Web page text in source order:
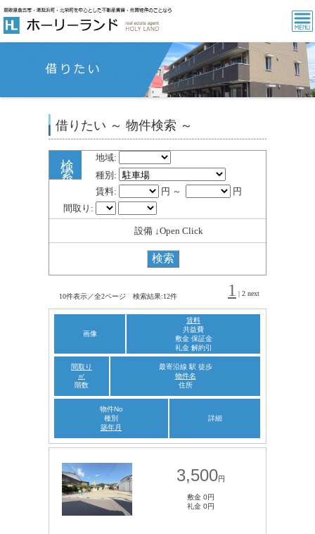
借りたい ～ 物件検索 ～
検
索
地域:
種別:
賃料:
円 ～
円
間取り:
設備 ↓Open Click
10件表示／全2ページ 検索結果:12件 1 | 2 next
画像
賃料
共益費
敷金 保証金
礼金 解約引
間取り
㎡
階数
最寄沿線 駅 徒歩
物件名
住所
物件No
種別
築年月
詳細
3,500円
敷金 0円
礼金 0円